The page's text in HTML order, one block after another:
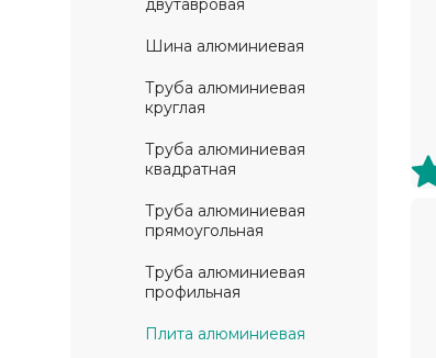
двутавровая
Шина алюминиевая
Труба алюминиевая
круглая
Труба алюминиевая
квадратная
Труба алюминиевая
прямоугольная
Труба алюминиевая
профильная
Плита алюминиевая